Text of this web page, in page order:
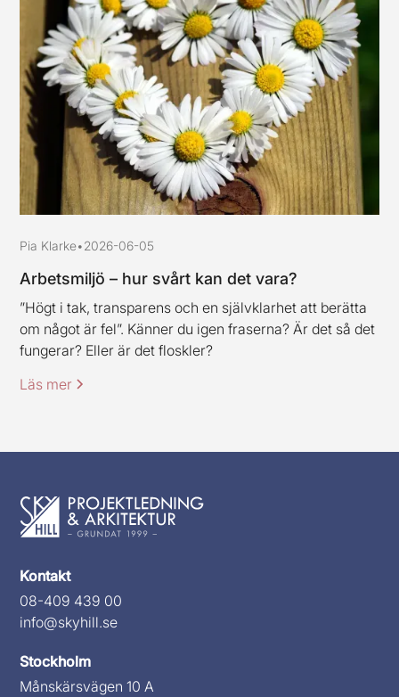
Pia Klarke•2026-06-05
Arbetsmiljö – hur svårt kan det vara?
”Högt i tak, transparens och en självklarhet att berätta
om något är fel”. Känner du igen fraserna? Är det så det
fungerar? Eller är det floskler?
Läs mer
Kontakt
08-409 439 00
info@skyhill.se
Stockholm
Månskärsvägen 10 A